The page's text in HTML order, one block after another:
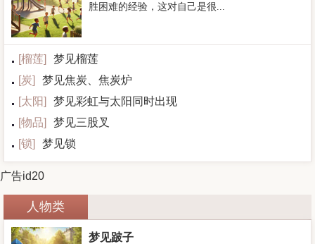
胜困难的经验，这对自己是很...
[榴莲]
梦见榴莲
[炭]
梦见焦炭、焦炭炉
[太阳]
梦见彩虹与太阳同时出现
[物品]
梦见三股叉
[锁] 梦见锁
广告id20
人物类
梦见跛子